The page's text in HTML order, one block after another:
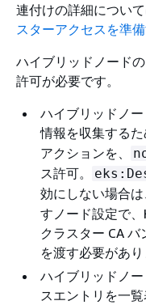
連付けの詳細につい
スターアクセスを準
ハイブリッドノード
許可が必要です。
ハイブリッドノ
情報を収集する
アクションを、
ス許可。
効にしない場合は
すノード設定で、
クラスター CA バ
を渡す必要があり
ハイブリッドノ
スエントリを一